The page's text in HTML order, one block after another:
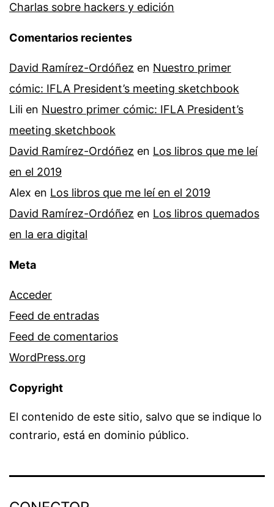
Charlas sobre hackers y edición
Comentarios recientes
David Ramírez-Ordóñez en Nuestro primer
cómic: IFLA President’s meeting sketchbook
Lili en Nuestro primer cómic: IFLA President’s
meeting sketchbook
David Ramírez-Ordóñez en Los libros que me leí
en el 2019
Alex en Los libros que me leí en el 2019
David Ramírez-Ordóñez en Los libros quemados
en la era digital
Meta
Acceder
Feed de entradas
Feed de comentarios
WordPress.org
Copyright
El contenido de este sitio, salvo que se indique lo
contrario, está en dominio público.